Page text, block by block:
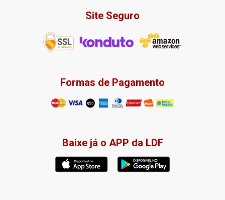
Site Seguro
Formas de Pagamento
Baixe já o APP da LDF